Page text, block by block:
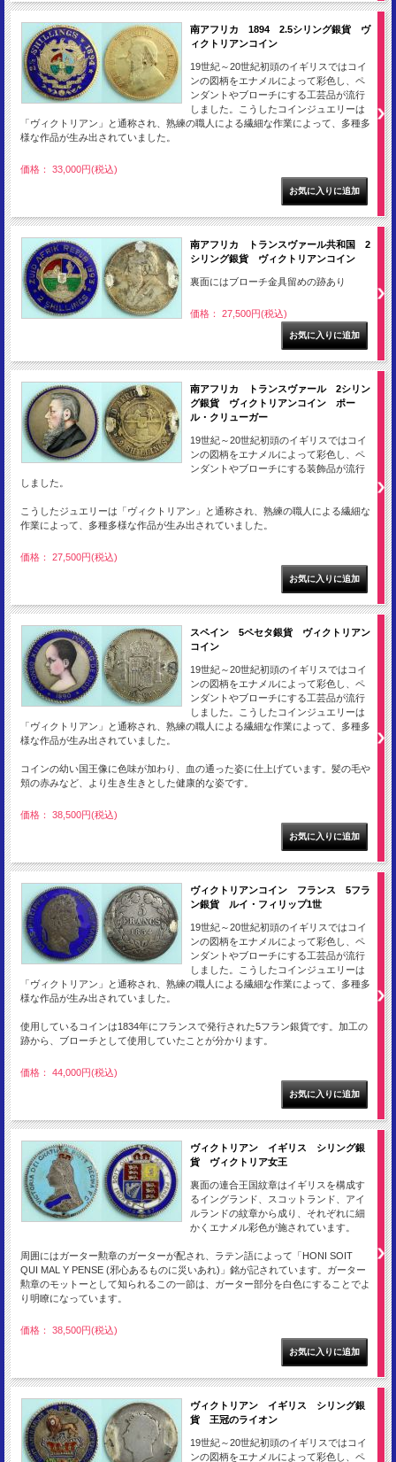
南アフリカ 1894 2.5シリング銀貨 ヴ
ィクトリアンコイン
19世紀～20世紀初頭のイギリスではコイ
ンの図柄をエナメルによって彩色し、ペ
ンダントやブローチにする工芸品が流行
しました。こうしたコインジュエリーは
「ヴィクトリアン」と通称され、熟練の職人による繊細な作業によって、多種多
様な作品が生み出されていました。
価格： 33,000円(税込)
南アフリカ トランスヴァール共和国 2
シリング銀貨 ヴィクトリアンコイン
裏面にはブローチ金具留めの跡あり
価格： 27,500円(税込)
南アフリカ トランスヴァール 2シリン
グ銀貨 ヴィクトリアンコイン ポー
ル・クリューガー
19世紀～20世紀初頭のイギリスではコイ
ンの図柄をエナメルによって彩色し、ペ
ンダントやブローチにする装飾品が流行
しました。
こうしたジュエリーは「ヴィクトリアン」と通称され、熟練の職人による繊細な
作業によって、多種多様な作品が生み出されていました。
価格： 27,500円(税込)
スペイン 5ペセタ銀貨 ヴィクトリアン
コイン
19世紀～20世紀初頭のイギリスではコイ
ンの図柄をエナメルによって彩色し、ペ
ンダントやブローチにする工芸品が流行
しました。こうしたコインジュエリーは
「ヴィクトリアン」と通称され、熟練の職人による繊細な作業によって、多種多
様な作品が生み出されていました。
コインの幼い国王像に色味が加わり、血の通った姿に仕上げています。髪の毛や
頬の赤みなど、より生き生きとした健康的な姿です。
価格： 38,500円(税込)
ヴィクトリアンコイン フランス 5フラ
ン銀貨 ルイ・フィリップ1世
19世紀～20世紀初頭のイギリスではコイ
ンの図柄をエナメルによって彩色し、ペ
ンダントやブローチにする工芸品が流行
しました。こうしたコインジュエリーは
「ヴィクトリアン」と通称され、熟練の職人による繊細な作業によって、多種多
様な作品が生み出されていました。
使用しているコインは1834年にフランスで発行された5フラン銀貨です。加工の
跡から、ブローチとして使用していたことが分かります。
価格： 44,000円(税込)
ヴィクトリアン イギリス シリング銀
貨 ヴィクトリア女王
裏面の連合王国紋章はイギリスを構成す
るイングランド、スコットランド、アイ
ルランドの紋章から成り、それぞれに細
かくエナメル彩色が施されています。
周囲にはガーター勲章のガーターが配され、ラテン語によって「HONI SOIT
QUI MAL Y PENSE (邪心あるものに災いあれ)」銘が記されています。ガーター
勲章のモットーとして知られるこの一節は、ガーター部分を白色にすることでよ
り明瞭になっています。
価格： 38,500円(税込)
ヴィクトリアン イギリス シリング銀
貨 王冠のライオン
19世紀～20世紀初頭のイギリスではコイ
ンの図柄をエナメルによって彩色し、ペ